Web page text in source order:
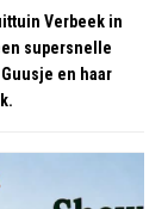
Verbeek in
supersnelle
en haar